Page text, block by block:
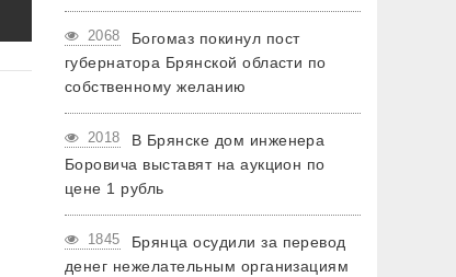
2068
Богомаз покинул пост
губернатора Брянской области по
собственному желанию
2018
В Брянске дом инженера
Боровича выставят на аукцион по
цене 1 рубль
1845
Брянца осудили за перевод
денег нежелательным организациям